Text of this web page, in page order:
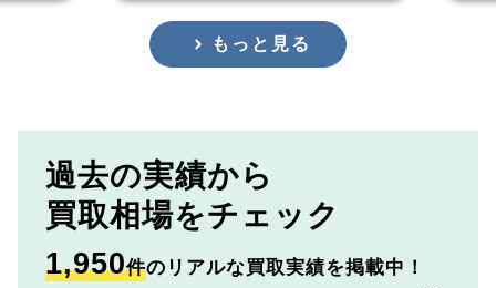
もっと見る
過去の実績から
買取相場をチェック
1,950件のリアルな買取実績を掲載中！